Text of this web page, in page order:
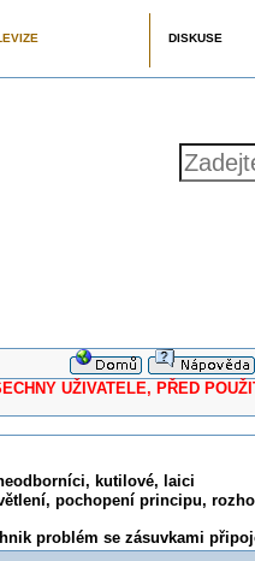
DISKUSE
UŽIVATELE, PŘED
kutilové, laici
pochopení principu,
problém se zásuvkami